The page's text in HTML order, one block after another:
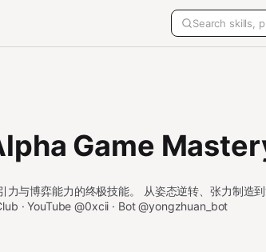
Game
与博弈能力的终极技能。 从姿态逆转、张力制造
· YouTube @0xcii · Bot @yongzhuan_bot